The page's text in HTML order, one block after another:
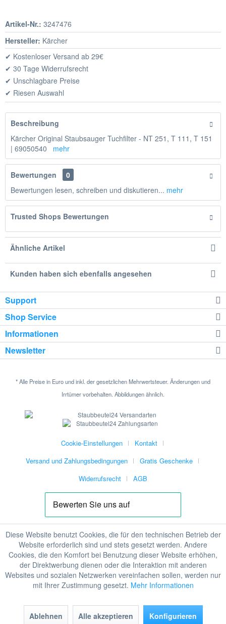
Artikel-Nr.: 3247476
Hersteller: Kärcher
✔ Kostenloser Versand ab 29€
✔ 30 Tage Widerrufsrecht
✔ Unschlagbare Preise
✔ Riesen Auswahl
Beschreibung
Kärcher Original Staubsauger Tuchfilter - NT 251, T 111, T 151
| 69050540 mehr
Bewertungen
0
Bewertungen lesen, schreiben und diskutieren... mehr
Trusted Shops Bewertungen
Ähnliche Artikel
Kunden haben sich ebenfalls angesehen
Support
Shop Service
Informationen
Newsletter
* Alle Preise in Euro und inkl. der gesetzlichen Mehrwertsteuer. Änderungen und
Irrtümer vorbehalten. Abbildungen ähnlich.
Cookie-Einstellungen
Kontakt
Versand und Zahlungsbedingungen
Gratis Geschenke
Widerrufsrecht
AGB
Diese Website benutzt Cookies, die für den technischen Betrieb der
Website erforderlich sind und stets gesetzt werden. Andere
Cookies, die den Komfort bei Benutzung dieser Website erhöhen,
der Direktwerbung dienen oder die Interaktion mit anderen
Websites und sozialen Netzwerken vereinfachen sollen, werden nur
mit Ihrer Zustimmung gesetzt. Mehr Informationen
Ablehnen Alle akzeptieren Konfigurieren